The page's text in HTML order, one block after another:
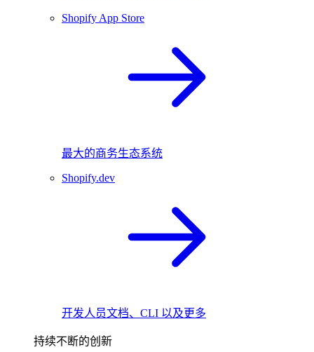
Shopify App Store
最大的商务生态系统
Shopify.dev
开发人员文档、CLI 以及更多
持续不断的创新